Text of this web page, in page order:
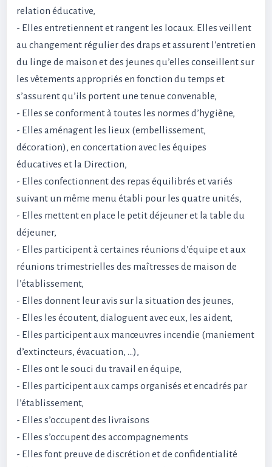
relation éducative,
- Elles entretiennent et rangent les locaux. Elles veillent
au changement régulier des draps et assurent l’entretien
du linge de maison et des jeunes qu’elles conseillent sur
les vêtements appropriés en fonction du temps et
s’assurent qu’ils portent une tenue convenable,
- Elles se conforment à toutes les normes d’hygiène,
- Elles aménagent les lieux (embellissement,
décoration), en concertation avec les équipes
éducatives et la Direction,
- Elles confectionnent des repas équilibrés et variés
suivant un même menu établi pour les quatre unités,
- Elles mettent en place le petit déjeuner et la table du
déjeuner,
- Elles participent à certaines réunions d’équipe et aux
réunions trimestrielles des maîtresses de maison de
l’établissement,
- Elles donnent leur avis sur la situation des jeunes,
- Elles les écoutent, dialoguent avec eux, les aident,
- Elles participent aux manœuvres incendie (maniement
d’extincteurs, évacuation, …),
- Elles ont le souci du travail en équipe,
- Elles participent aux camps organisés et encadrés par
l’établissement,
- Elles s’occupent des livraisons
- Elles s’occupent des accompagnements
- Elles font preuve de discrétion et de confidentialité